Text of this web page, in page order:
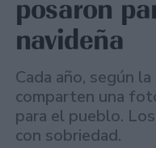
posaron
navideña
Cada año, según
comparten una
para el pueblo.
con sobriedad.